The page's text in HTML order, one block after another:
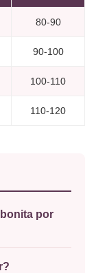
80-90
90-100
100-110
110-120
por